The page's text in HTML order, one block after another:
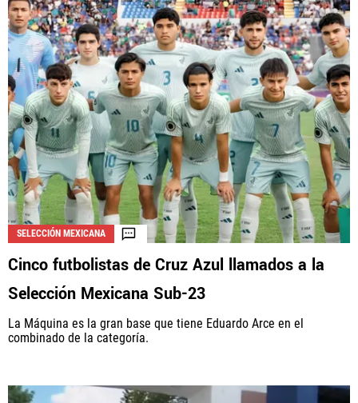
SELECCIÓN MEXICANA
Cinco futbolistas de Cruz Azul llamados a la
Selección Mexicana Sub-23
La Máquina es la gran base que tiene Eduardo Arce en el
combinado de la categoría.